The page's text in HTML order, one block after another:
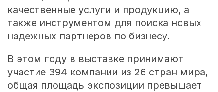
качественные услуги и продукцию, а
также инструментом для поиска новых
надежных партнеров по бизнесу.
В этом году в выставке принимают
участие 394 компании из 26 стран мира,
общая площадь экспозиции превышает